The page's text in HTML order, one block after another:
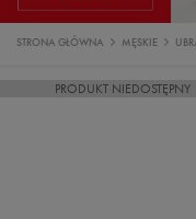
STRONA GŁÓWNA MĘSKIE
PRODUKT NIEDOSTĘPNY